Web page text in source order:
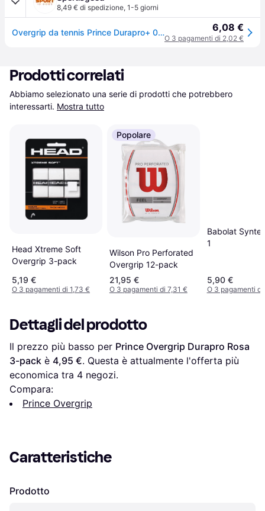
8,49 € di spedizione, 1-5 giorni
Overgrip da tennis Prince Durapro+ 0,6 mm - Jaune 6,08 €
O 3 pagamenti di 2,02 €
Prodotti correlati
Abbiamo selezionato una serie di prodotti che potrebbero
interessarti. Mostra tutto
Head Xtreme Soft
Overgrip 3-pack
5,19 €
O 3 pagamenti di 1,73 €
Popolare
Wilson Pro Perforated
Overgrip 12-pack
21,95 €
O 3 pagamenti di 7,31 €
Babolat
1
5,90 €
O 3 pagamenti di
Dettagli del prodotto
Il prezzo più basso per Prince Overgrip Durapro Rosa
3-pack è 4,95 €. Questa è attualmente l'offerta più
economica tra 4 negozi.
Compara:
Prince Overgrip
Caratteristiche
Prodotto